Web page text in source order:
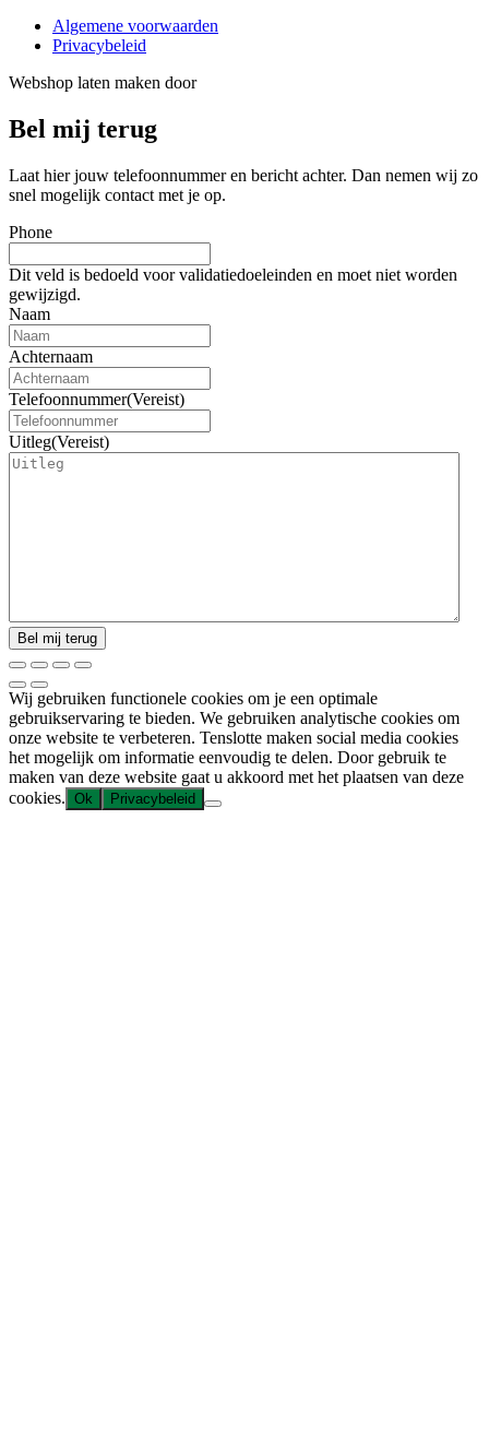
Algemene voorwaarden
Privacybeleid
Webshop laten maken door
Bel mij terug
Laat hier jouw telefoonnummer en bericht achter. Dan nemen wij zo
snel mogelijk contact met je op.
Phone
Dit veld is bedoeld voor validatiedoeleinden en moet niet worden
gewijzigd.
Naam
Achternaam
Telefoonnummer(Vereist)
Uitleg(Vereist)
Wij gebruiken functionele cookies om je een optimale
gebruikservaring te bieden. We gebruiken analytische cookies om
onze website te verbeteren. Tenslotte maken social media cookies
het mogelijk om informatie eenvoudig te delen. Door gebruik te
maken van deze website gaat u akkoord met het plaatsen van deze
cookies. Ok Privacybeleid